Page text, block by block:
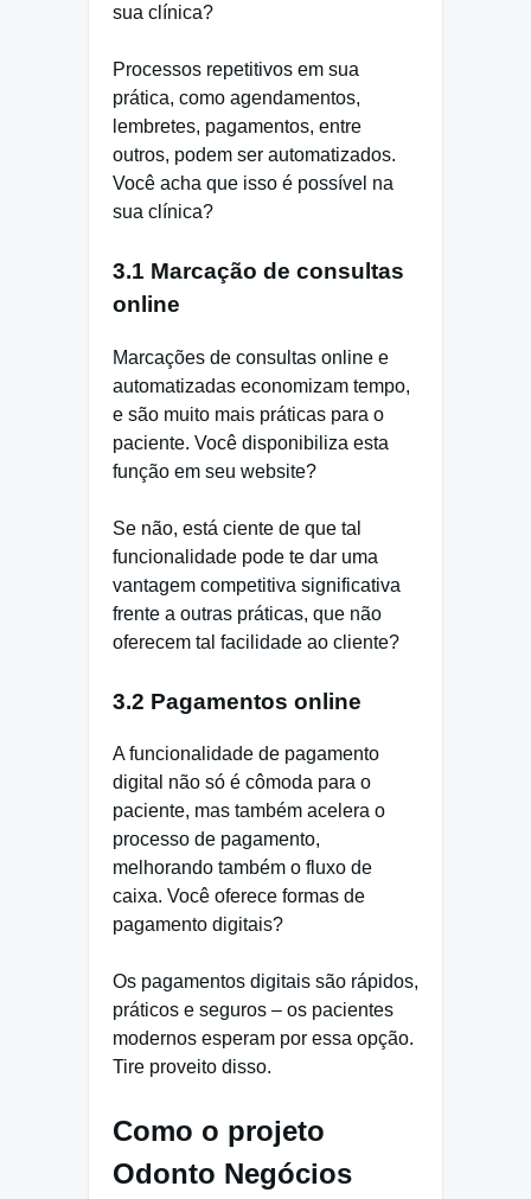
sua clínica?
Processos repetitivos em sua
prática, como agendamentos,
lembretes, pagamentos, entre
outros, podem ser automatizados.
Você acha que isso é possível na
sua clínica?
3.1 Marcação de consultas
online
Marcações de consultas online e
automatizadas economizam tempo,
e são muito mais práticas para o
paciente. Você disponibiliza esta
função em seu website?
Se não, está ciente de que tal
funcionalidade pode te dar uma
vantagem competitiva significativa
frente a outras práticas, que não
oferecem tal facilidade ao cliente?
3.2 Pagamentos online
A funcionalidade de pagamento
digital não só é cômoda para o
paciente, mas também acelera o
processo de pagamento,
melhorando também o fluxo de
caixa. Você oferece formas de
pagamento digitais?
Os pagamentos digitais são rápidos,
práticos e seguros – os pacientes
modernos esperam por essa opção.
Tire proveito disso.
Como o projeto
Odonto Negócios